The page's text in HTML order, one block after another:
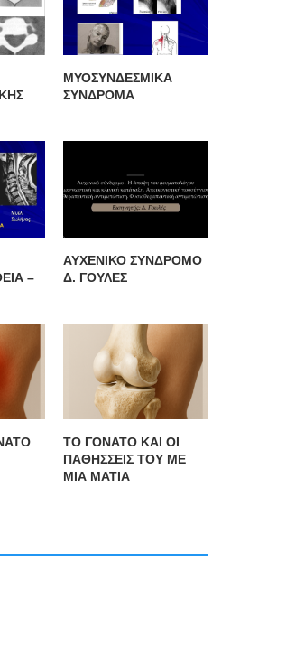
ΜΥΟΣΥΝΔΕΣΜΙΚΑ
ΣΥΝΔΡΟΜΑ
–
ΑΥΧΕΝΙΚΟ ΣΥΝΔΡΟΜΟ
Δ. ΓΟΥΛΕΣ
ΤΟ ΓΟΝΑΤΟ ΚΑΙ ΟΙ
ΠΑΘΗΣΣΕΙΣ ΤΟΥ ΜΕ
ΜΙΑ ΜΑΤΙΑ